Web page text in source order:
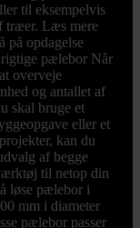
til eksempelvis
træer. Læs mere
på opdagelse
pælebor Når
overveje
og antallet af
skal bruge et
eller et
kan du
af begge
til netop din
løse pælebor i
mm i diameter
pælebor passer